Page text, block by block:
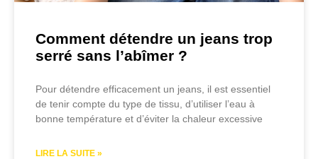
Comment détendre un jeans trop
serré sans l’abîmer ?
Pour détendre efficacement un jeans, il est essentiel
de tenir compte du type de tissu, d’utiliser l’eau à
bonne température et d’éviter la chaleur excessive
LIRE LA SUITE »